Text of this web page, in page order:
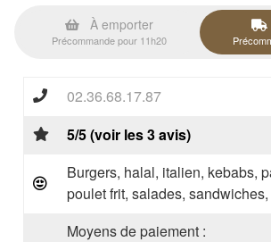
À emporter
Précommande pour 11h20
02.36.68.17.87
5/5 (voir les 3 avis)
Burgers, halal, italien, kebabs,
poulet frit, salades,
Moyens de paiement :